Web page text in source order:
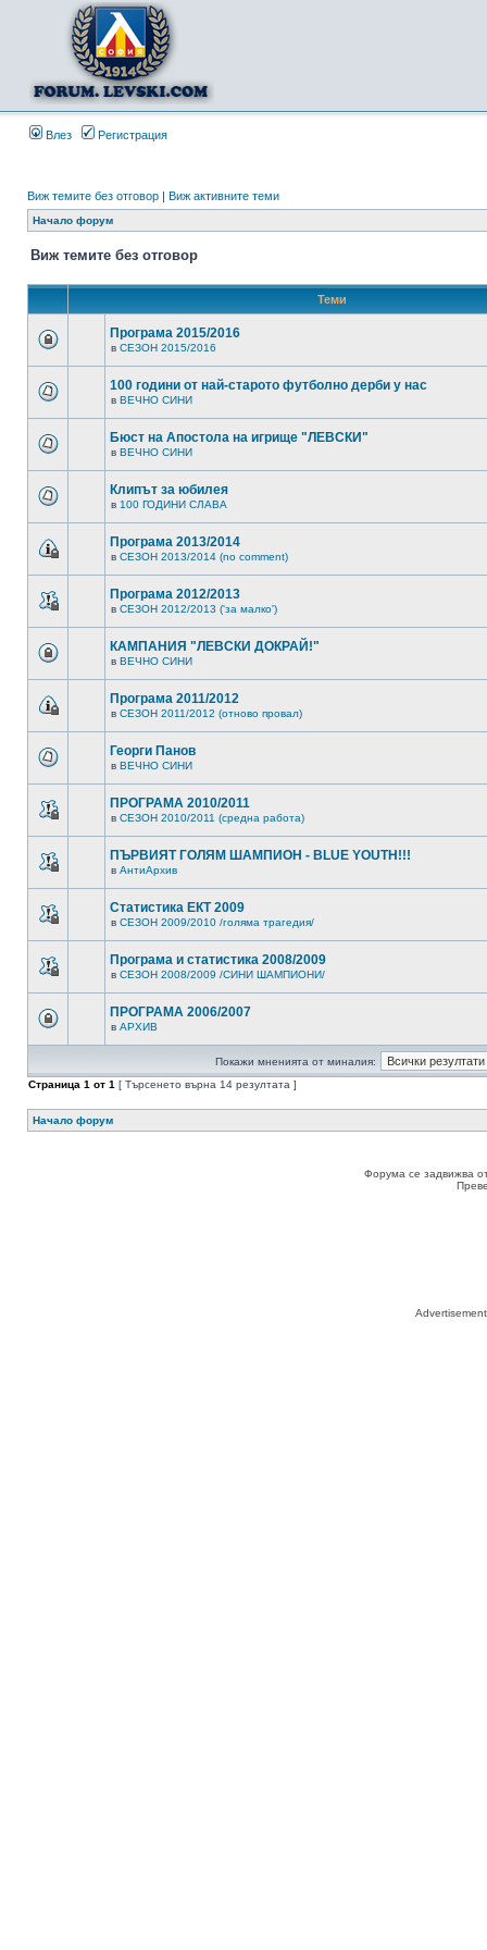
Влез Регистрация
Виж темите без отговор | Виж активните теми
Начало форум
Виж темите без отговор
Теми
Програма 2015/2016
в СЕЗОН 2015/2016
100 години от най-старото футболно дерби у нас
в ВЕЧНО СИНИ
Бюст на Апостола на игрище "ЛЕВСКИ"
в ВЕЧНО СИНИ
Клипът за юбилея
в 100 ГОДИНИ СЛАВА
Програма 2013/2014
в СЕЗОН 2013/2014 (no comment)
Програма 2012/2013
в СЕЗОН 2012/2013 ('за малко')
КАМПАНИЯ "ЛЕВСКИ ДОКРАЙ!"
в ВЕЧНО СИНИ
Програма 2011/2012
в СЕЗОН 2011/2012 (отново провал)
Георги Панов
в ВЕЧНО СИНИ
ПРОГРАМА 2010/2011
в СЕЗОН 2010/2011 (средна работа)
ПЪРВИЯТ ГОЛЯМ ШАМПИОН - BLUE YOUTH!!!
в АнтиАрхив
Статистика ЕКТ 2009
в СЕЗОН 2009/2010 /голяма трагедия/
Програма и статистика 2008/2009
в СЕЗОН 2008/2009 /СИНИ ШАМПИОНИ/
ПРОГРАМА 2006/2007
в АРХИВ
Покажи мненията от миналия:
Страница 1 от 1 [ Търсенето върна 14 резултата ]
Начало форум
Форума се задвижва